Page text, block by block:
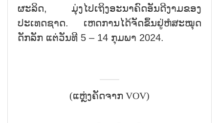
ຜະລິດ, ມຸ່ງໄປເຖິງອະນາຄົດອັນດີງາມຂອງ
ປະເທດຊາດ. ເຫດການໄດ້ຈັດຂຶ້ນຢູ່ຫໍສະໝຸດ
ດັກລັກ ແຕ່ວັນທີ 5 – 14 ກຸມພາ 2024.
(ແຫຼ່ງຄັດຈາກ VOV)